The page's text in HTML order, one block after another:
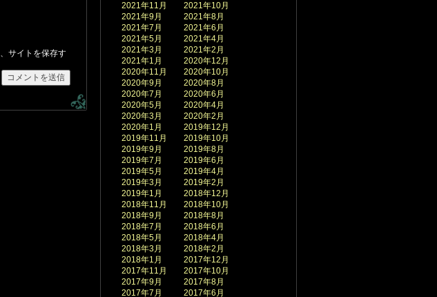
サイトを保存す
2021年11月
2021年10月
2021年9月
2021年8月
2021年7月
2021年6月
2021年5月
2021年4月
2021年3月
2021年2月
2021年1月
2020年12月
2020年11月
2020年10月
2020年9月
2020年8月
2020年7月
2020年6月
2020年5月
2020年4月
2020年3月
2020年2月
2020年1月
2019年12月
2019年11月
2019年10月
2019年9月
2019年8月
2019年7月
2019年6月
2019年5月
2019年4月
2019年3月
2019年2月
2019年1月
2018年12月
2018年11月
2018年10月
2018年9月
2018年8月
2018年7月
2018年6月
2018年5月
2018年4月
2018年3月
2018年2月
2018年1月
2017年12月
2017年11月
2017年10月
2017年9月
2017年8月
2017年7月
2017年6月